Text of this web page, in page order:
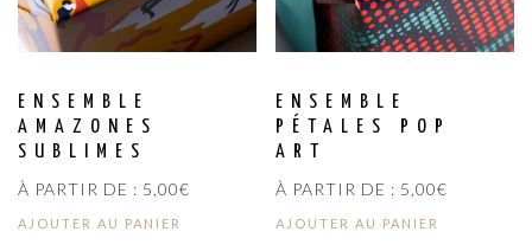
ENSEMBLE
AMAZONES
SUBLIMES
À PARTIR DE : 5,00€
AJOUTER AU PANIER
ENSEMBLE
PÉTALES POP
ART
À PARTIR DE : 5,00€
AJOUTER AU PANIER